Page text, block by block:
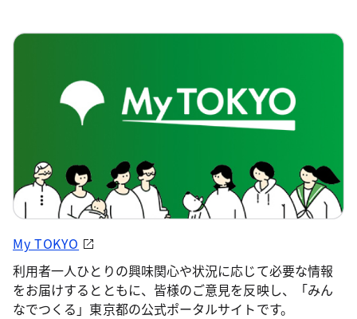
My TOKYO
利用者一人ひとりの興味関心や状況に応じて必要な情報
をお届けするとともに、皆様のご意見を反映し、「みん
なでつくる」東京都の公式ポータルサイトです。